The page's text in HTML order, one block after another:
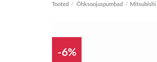
Tooted / Õhksoojuspumbad / Mitsubishi
-6%